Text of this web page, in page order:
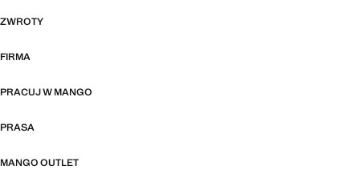
ZWROTY
FIRMA
PRACUJ W MANGO
PRASA
MANGO OUTLET